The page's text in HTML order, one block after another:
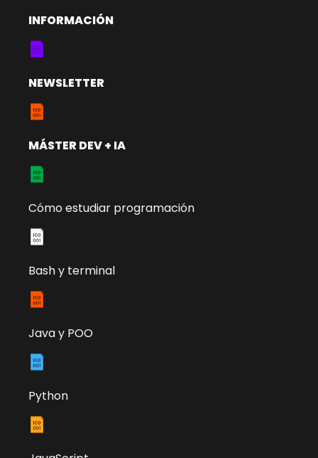
INFORMACIÓN
NEWSLETTER
MÁSTER DEV + IA
Cómo estudiar programación
Bash y terminal
Java y POO
Python